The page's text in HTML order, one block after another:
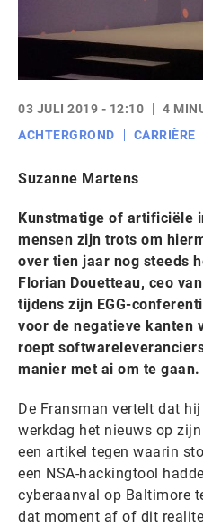
03 JULI 2019 - 12:10
4
ACHTERGROND
CARRIÈRE
Suzanne Martens
Kunstmatige of artificiële
mensen zijn trots om
over tien jaar nog steeds
Florian Douetteau, ceo
tijdens zijn EGG-
voor de negatieve kanten
roept
manier met ai om te gaan.
De Fransman vertelt dat
werkdag het nieuws op
een artikel tegen waarin
een NSA-hackingtool
cyberaanval op Baltimore
dat moment af of dit